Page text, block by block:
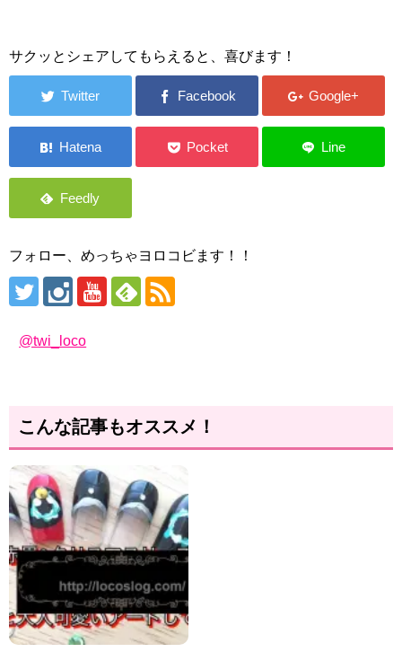
サクッとシェアしてもらえると、喜びます！
フォロー、めっちゃヨロコビます！！
@twi_loco
こんな記事もオススメ！